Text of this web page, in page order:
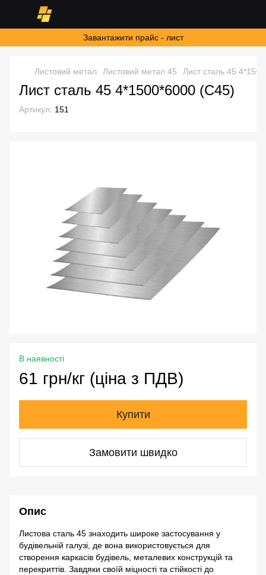
Завантажити прайс - лист
Листовий метал Листовий метал 45 Лист сталь 45
Лист сталь 45 4*1500*6000 (С45)
Артикул: 151
В наявності
61 грн/кг (ціна з ПДВ)
Купити
Замовити швидко
Опис
Листова сталь 45 знаходить широке застосування у
будівельній галузі, де вона використовується для
створення каркасів будівель, металевих конструкцій та
перекриттів. Завдяки своїй міцності та стійкості до